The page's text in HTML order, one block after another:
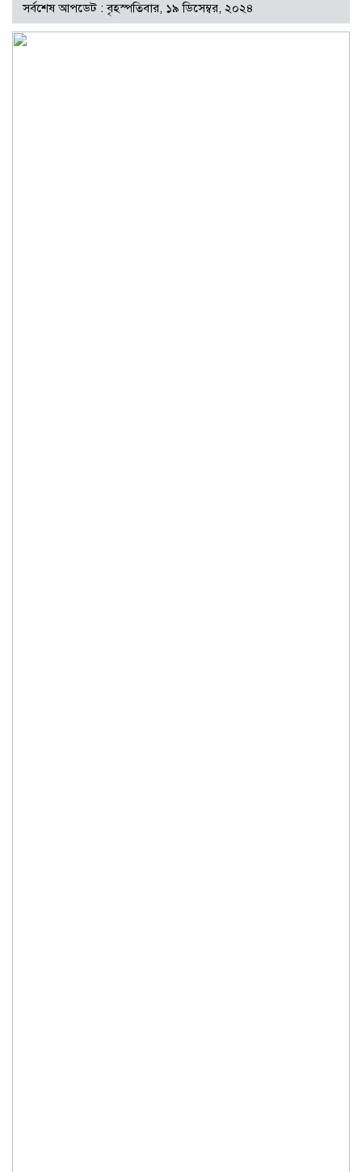
সর্বশেষ আপডেট : বৃহস্পতিবার, ১৯ ডিসেম্বর, ২০২৪